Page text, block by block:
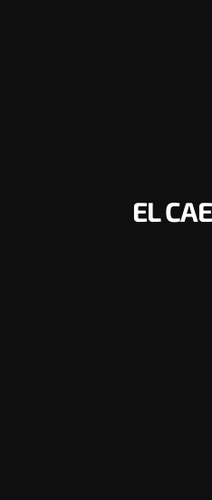
EL